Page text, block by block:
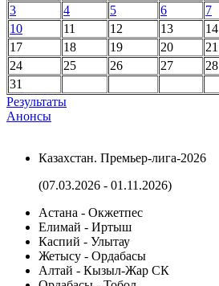
3
4 5 6 7
10
11 12 13 14
17
18 19 20 21
24
25 26 27 28
31
Результаты
Анонсы
Казахстан. Премьер-лига-2026
(07.03.2026 - 01.11.2026)
Астана - Окжетпес
Елимай - Иртыш
Каспий - Улытау
Жетысу - Ордабасы
Алтай - Кызыл-Жар СК